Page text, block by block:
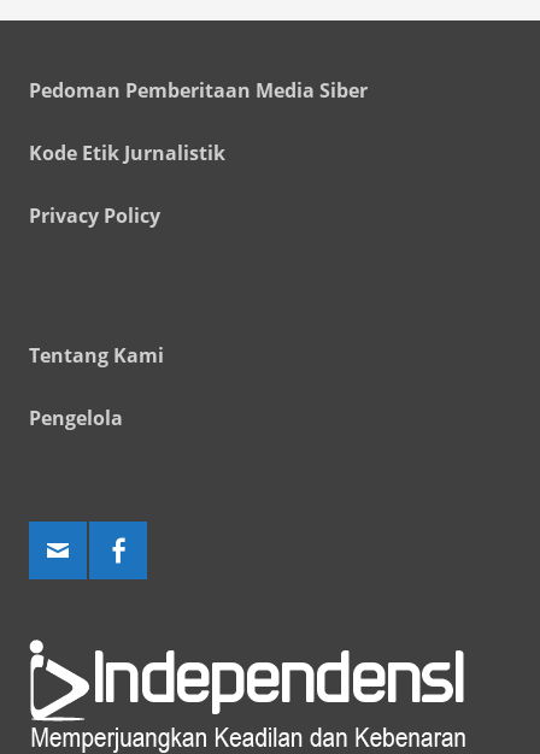
Pedoman Pemberitaan Media Siber
Kode Etik Jurnalistik
Privacy Policy
Tentang Kami
Pengelola